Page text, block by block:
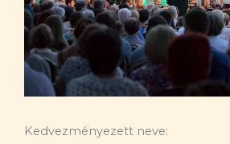
Kedvezményezett neve: